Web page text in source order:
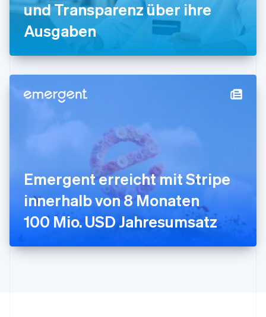
und Transparenz über ihre
Ausgaben
Emergent erreicht mit Stripe
innerhalb von 8 Monaten
100 Mio. USD Jahresumsatz
English
Irland
English
Italien
Japan
日本語English
Kanada
EnglishFrançais
Italiano
Litauen
English
Luxemburg
FrançaisDeutschEnglish
Malaysia
Malta